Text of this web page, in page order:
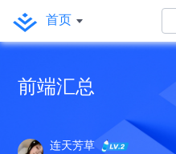
首页
前端汇总
连天芳草